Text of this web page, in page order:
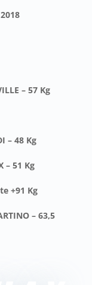
– 57 Kg
– 48 Kg
– 51 Kg
Kg
– 63,5